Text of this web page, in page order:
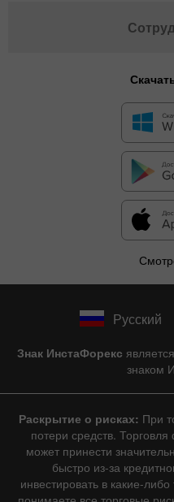
Русский
Знак ИнстаФорекс
знаком
Раскрытие о рисках: При
потери средств.
может принести
быстро из-за
инвестировать в какие-